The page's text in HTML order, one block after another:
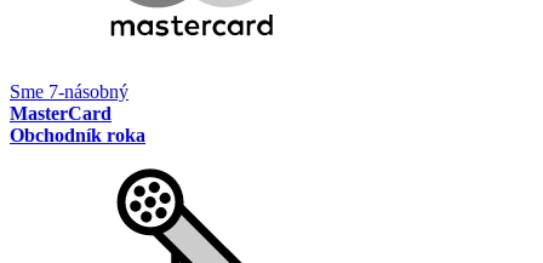
Sme 7-násobný
MasterCard
Obchodník roka